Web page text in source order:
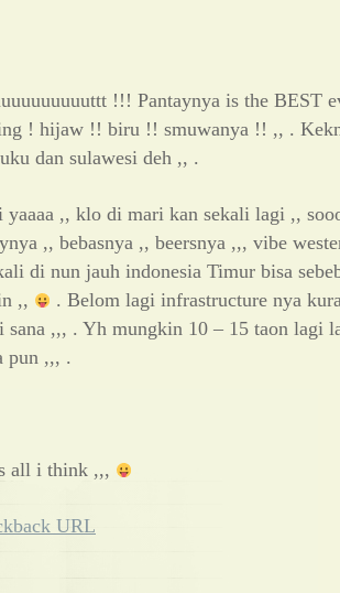
!!! Pantaynya is the BEST
! hijaw !! biru !! smuwanya !! ,, .
dan sulawesi deh ,, .
yaaaa ,, klo di mari kan sekali lagi ,,
,, bebasnya ,, beersnya ,,, vibe
di nun jauh indonesia Timur bisa
,,
. Belom lagi infrastructure nya
sana ,,, . Yh mungkin 10 – 15 taon lagi
pun ,,, .
all i think ,,,
URL